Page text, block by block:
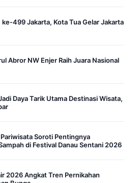
ke-499 Jakarta, Kota Tua Gelar Jakarta
Abror NW Enjer Raih Juara Nasional
Daya Tarik Utama Destinasi Wisata,
Soroti Pentingnya
di Festival Danau Sentani 2026
2026 Angkat Tren Pernikahan